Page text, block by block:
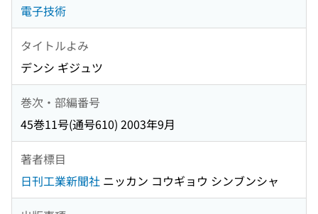
電子技術
タイトルよみ
デンシ ギジュツ
巻次・部編番号
45巻11号(通号610) 2003年9月
著者標目
日刊工業新聞社 ニッカン コウギョウ シンブンシャ